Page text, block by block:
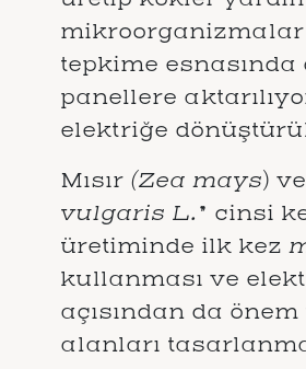
mikroorganizmalar
tepkime
panellere
elektriğe
Mısır (Zea mays)
vulgaris L. ” cinsi
üretiminde ilk kez
kullanması ve
açısından da
alanları